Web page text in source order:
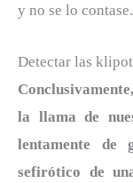
y no se lo contase.
Detectar las klipot
la llama de
lentamente
sefirótico de